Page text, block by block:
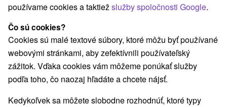
Navigovať do miesta
9,1 Vynikajúce·628 recenzií
používame cookies a taktiežslužby spoločnosti Google.
Čo sú cookies?
Cookies sú malé textové súbory, ktoré môžu byť používané
webovými stránkami, aby zefektívnili používateľský
zážitok. Vďaka cookies vám môžeme ponúkať služby
podľa toho, čo naozaj hľadáte a chcete nájsť.
Kedykoľvek sa môžete slobodne rozhodnúť, ktoré typy